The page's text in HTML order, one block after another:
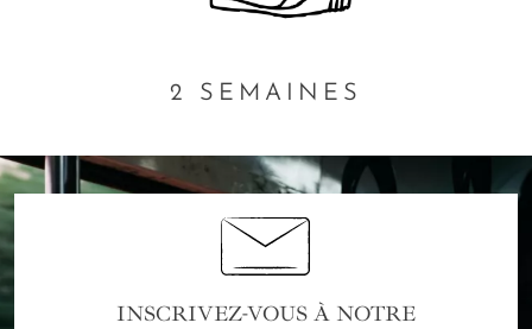
2 SEMAINES
INSCRIVEZ-VOUS À NOTRE